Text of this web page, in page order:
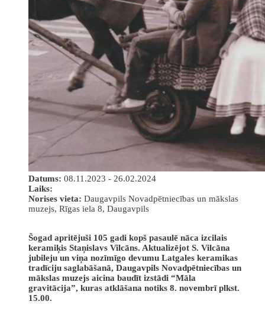
Datums: 08.11.2023 - 26.02.2024
Laiks:
Norises vieta: Daugavpils Novadpētniecības un mākslas
muzejs, Rīgas iela 8, Daugavpils
Šogad apritējuši 105 gadi kopš pasaulē nāca izcilais
keramiķis Staņislavs Vilcāns. Aktualizējot S. Vilcāna
jubileju un viņa nozīmīgo devumu Latgales keramikas
tradīciju saglabāšanā, Daugavpils Novadpētniecības un
mākslas muzejs aicina baudīt izstādi “Māla
gravitācija”, kuras atklāšana notiks 8. novembrī plkst.
15.00.